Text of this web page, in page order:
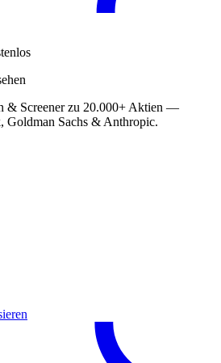
& Screener zu 20.000+ Aktien —
Goldman Sachs & Anthropic.